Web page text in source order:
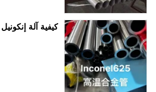
كيفية آلة إنكونيل 625 الأنابيب الملحومة